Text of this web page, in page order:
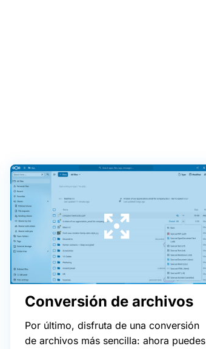
Conversión de archivos
Por último, disfruta de una conversión
de archivos más sencilla: ahora puedes